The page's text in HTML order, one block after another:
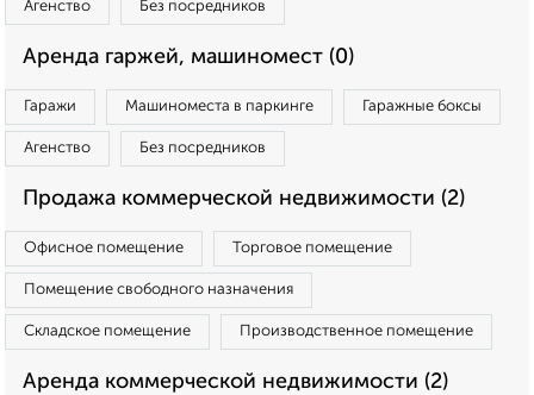
Агенство Без посредников
Аренда гаржей, машиномест (0)
Гаражи Машиноместа в паркинге Гаражные боксы
Агенство Без посредников
Продажа коммерческой недвижимости (2)
Офисное помещение Торговое помещение
Помещение свободного назначения
Складское помещение Производственное помещение
Аренда коммерческой недвижимости (2)